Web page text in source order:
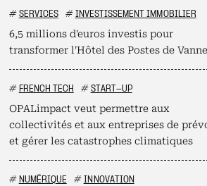
# SERVICES # INVESTISSEMENT IMMOBILIER
6,5 millions d'euros investis pour
transformer l'Hôtel des Postes de
# FRENCH TECH # START-UP
OPALimpact veut permettre aux
collectivités et aux entreprises de
et gérer les catastrophes climatiques
# NUMÉRIQUE # INNOVATION